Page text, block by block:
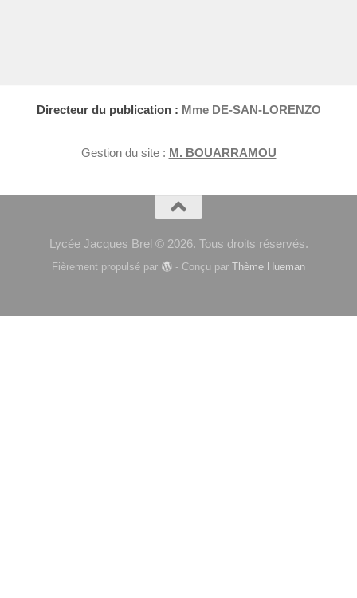
Directeur du publication : Mme DE-SAN-LORENZO
Gestion du site : M. BOUARRAMOU
Lycée Jacques Brel © 2026. Tous droits réservés.
Fièrement propulsé par - Conçu par Thème Hueman